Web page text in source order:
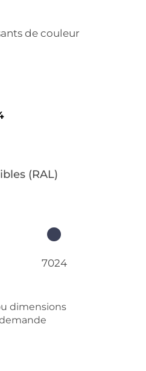
de couleur
(RAL)
7024
dimensions